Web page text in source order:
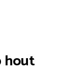
hout